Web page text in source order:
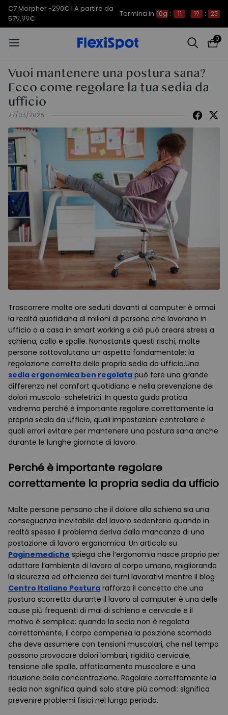
C7 Morpher -290€ | A partire da
579,99€
Termina in 10g : 11 : 19 : 21
0
Vuoi mantenere una postura sana?
Ecco come regolare la tua sedia da
ufficio
27/03/2026
Trascorrere molte ore seduti davanti al computer è ormai
la realtà quotidiana di milioni di persone che lavorano in
ufficio o a casa in smart working e ciò può creare stress a
schiena, collo e spalle. Nonostante questi rischi, molte
persone sottovalutano un aspetto fondamentale: la
regolazione corretta della propria sedia da ufficio.Una
sedia ergonomica ben regolata può fare una grande
differenza nel comfort quotidiano e nella prevenzione dei
dolori muscolo-scheletrici. In questa guida pratica
vedremo perché è importante regolare correttamente la
propria sedia da ufficio, quali impostazioni controllare e
quali errori evitare per mantenere una postura sana anche
durante le lunghe giornate di lavoro.
Perché è importante regolare
correttamente la propria sedia da ufficio
Molte persone pensano che il dolore alla schiena sia una
conseguenza inevitabile del lavoro sedentario quando in
realtà spesso il problema deriva dalla mancanza di una
postazione di lavoro ergonomica. Un articolo su
Paginemediche spiega che l’ergonomia nasce proprio per
adattare l’ambiente di lavoro al corpo umano, migliorando
la sicurezza ed efficienza dei turni lavorativi mentre il blog
Centro Italiano Postura rafforza il concetto che una
postura scorretta durante il lavoro al computer è una delle
cause più frequenti di mal di schiena e cervicale e il
motivo è semplice: quando la sedia non è regolata
correttamente, il corpo compensa la posizione scomoda
che deve assumere con tensioni muscolari, che nel tempo
possono provocare dolori lombari, rigidità cervicale,
tensione alle spalle, affaticamento muscolare e una
riduzione della concentrazione. Regolare correttamente la
sedia non significa quindi solo stare più comodi: significa
prevenire problemi fisici nel lungo periodo.